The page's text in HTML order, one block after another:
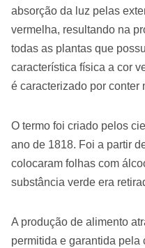
absorção da luz pelas
vermelha, resultando na
todas as plantas que
característica física a cor
é caracterizado por conter
O termo foi criado pelos
ano de 1818. Foi a partir
colocaram folhas com
substância verde era
A produção de alimento
permitida e garantida pela